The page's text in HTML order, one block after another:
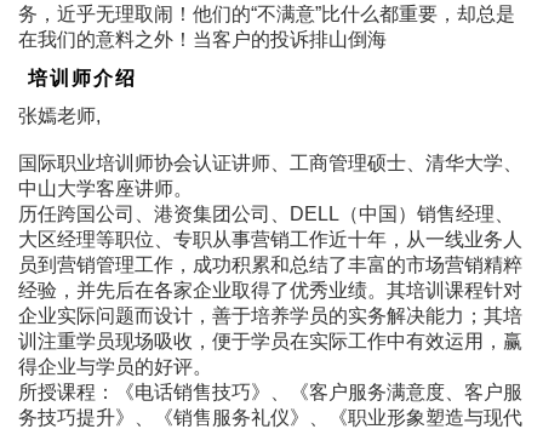
务，近乎无理取闹！他们的“不满意”比什么都重要，却总是
在我们的意料之外！当客户的投诉排山倒海
培训师介绍
张嫣老师,
国际职业培训师协会认证讲师、工商管理硕士、清华大学、
中山大学客座讲师。
历任跨国公司、港资集团公司、DELL（中国）销售经理、
大区经理等职位、专职从事营销工作近十年，从一线业务人
员到营销管理工作，成功积累和总结了丰富的市场营销精粹
经验，并先后在各家企业取得了优秀业绩。其培训课程针对
企业实际问题而设计，善于培养学员的实务解决能力；其培
训注重学员现场吸收，便于学员在实际工作中有效运用，赢
得企业与学员的好评。
所授课程：《电话销售技巧》、《客户服务满意度、客户服
务技巧提升》、《销售服务礼仪》、《职业形象塑造与现代